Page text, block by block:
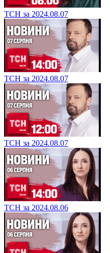
ТСН за 2024.08.07
ТСН за 2024.08.07
ТСН за 2024.08.07
ТСН за 2024.08.06